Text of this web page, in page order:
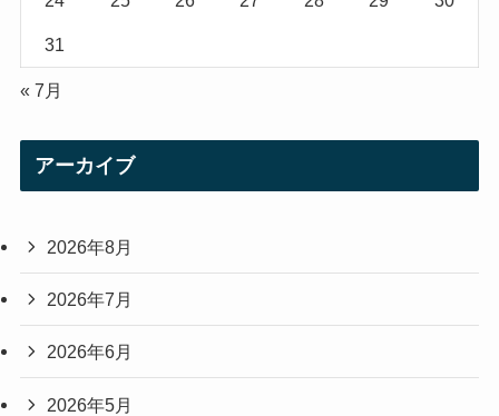
31
« 7月
アーカイブ
2026年8月
2026年7月
2026年6月
2026年5月